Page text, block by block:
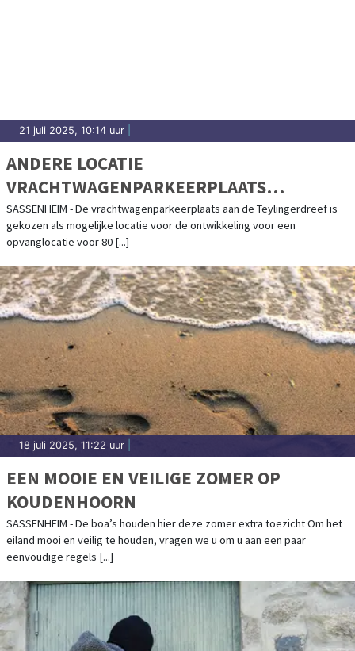
21 juli 2025, 10:14 uur
ANDERE LOCATIE
VRACHTWAGENPARKEERPLAATS
GEVONDEN
SASSENHEIM - De vrachtwagenparkeerplaats aan de Teylingerdreef is
gekozen als mogelijke locatie voor de ontwikkeling voor een
opvanglocatie voor 80 [...]
18 juli 2025, 11:22 uur
EEN MOOIE EN VEILIGE ZOMER OP
KOUDENHOORN
SASSENHEIM - De boa’s houden hier deze zomer extra toezicht Om het
eiland mooi en veilig te houden, vragen we u om u aan een paar
eenvoudige regels [...]